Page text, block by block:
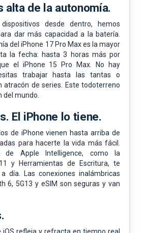
alta de la autonomía.
desde dentro, hemos
dar más capacidad a la batería.
del iPhone 17 Pro Max es la mayor
la fecha: hasta 3 horas más por
el iPhone 15 Pro Max. No hay
trabajar hasta las tantas o
atracón de series. Este todoterreno
del mundo.
El iPhone lo tiene.
de iPhone vienen hasta arriba de
para hacerte la vida más fácil.
de Apple Intelligence, como la
y Herramientas de Escritura, te
día. Las conexiones inalámbricas
6, 5G13 y eSIM son seguras y van